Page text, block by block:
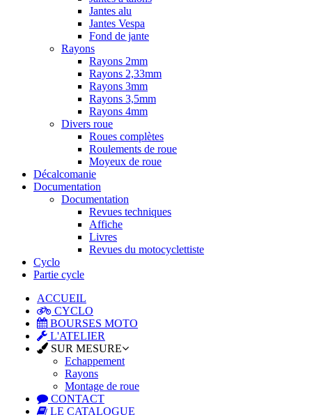
Jantes alu
Jantes Vespa
Fond de jante
Rayons
Rayons 2mm
Rayons 2,33mm
Rayons 3mm
Rayons 3,5mm
Rayons 4mm
Divers roue
Roues complètes
Roulements de roue
Moyeux de roue
Décalcomanie
Documentation
Documentation
Revues techniques
Affiche
Livres
Revues du motocyclettiste
Cyclo
Partie cycle
ACCUEIL
CYCLO
BOURSES MOTO
L'ATELIER
SUR MESURE
Echappement
Rayons
Montage de roue
CONTACT
LE CATALOGUE